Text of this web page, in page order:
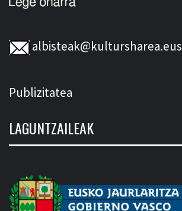
albisteak@kultursharea.eus
Publizitatea
LAGUNTZAILEAK